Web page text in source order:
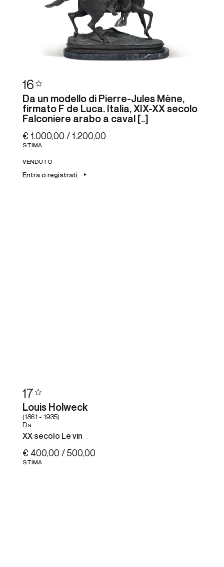
16
Da un modello di Pierre-Jules Mène,
firmato F de Luca. Italia, XIX-XX secolo
Falconiere arabo a caval [..]
€ 1.000,00 / 1.200,00
STIMA
VENDUTO
Entra o registrati
17
Louis Holweck
(1861 - 1935)
Da
XX secolo Le vin
€ 400,00 / 500,00
STIMA